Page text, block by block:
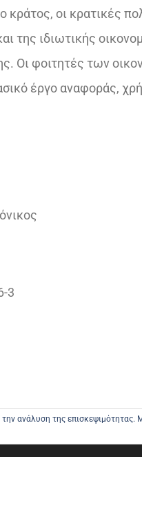
κράτος, οι κρατικές
της ιδιωτικής
Οι φοιτητές των
έργο αναφοράς,
3
την ανάλυση της